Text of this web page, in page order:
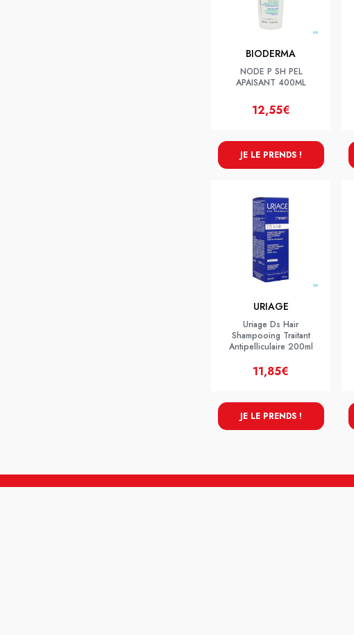
BIODERMA
NODE P SH PEL
APAISANT 400ML
12,55€
JE LE PRENDS !
URIAGE
Uriage Ds Hair
Shampooing Traitant
Antipelliculaire 200ml
11,85€
JE LE PRENDS !